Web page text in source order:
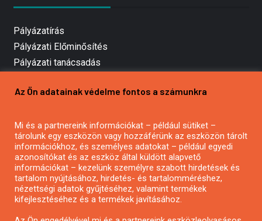
Pályázatírás
Pályázati Előminősítés
Pályázati tanácsadás
Mezőgazdasági pályázatírás
Pályázatírás civil szervezeteknek
Pályázatírás önkormányzatoknak
Pályázatfigyelés
Specifikus pályázatfigyelés vagy hírlevél
Az Ön adatainak védelme fontos a számunkra
Mi és a partnereink információkat – például sütiket –
tárolunk egy eszközön vagy hozzáférünk az eszközön tárolt
információkhoz, és személyes adatokat – például egyedi
azonosítókat és az eszköz által küldött alapvető
információkat – kezelünk személyre szabott hirdetések és
tartalom nyújtásához, hirdetés- és tartalomméréshez,
nézettségi adatok gyűjtéséhez, valamint termékek
kifejlesztéséhez és a termékek javításához.